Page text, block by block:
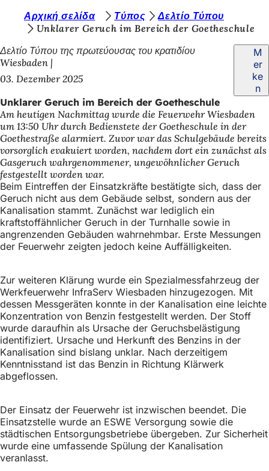
Inhalt anspringen
e
b
f
i
n
d
e
n
s
i
h
h
i
e
r
:
Αρχική σελίδα Τύπος
Δελτίο Τύπου
Unklarer Geruch im Bereich der Goetheschule
Δελτίο Τύπου της πρωτεύουσας του κρατιδίου
Wiesbaden
03. Dezember 2025
M
er
ke
n
Unklarer Geruch im Bereich der Goetheschule
Am heutigen Nachmittag wurde die Feuerwehr Wiesbaden
um 13:50 Uhr durch Bedienstete der Goetheschule in der
Goethestraße alarmiert. Zuvor war das Schulgebäude bereits
vorsorglich evakuiert worden, nachdem dort ein zunächst als
Gasgeruch wahrgenommener, ungewöhnlicher Geruch
festgestellt worden war.
Beim Eintreffen der Einsatzkräfte bestätigte sich, dass der
Geruch nicht aus dem Gebäude selbst, sondern aus der
Kanalisation stammt. Zunächst war lediglich ein
kraftstoffähnlicher Geruch in der Turnhalle sowie in
angrenzenden Gebäuden wahrnehmbar. Erste Messungen
der Feuerwehr zeigten jedoch keine Auffälligkeiten.
Zur weiteren Klärung wurde ein Spezialmessfahrzeug der
Werkfeuerwehr InfraServ Wiesbaden hinzugezogen. Mit
dessen Messgeräten konnte in der Kanalisation eine leichte
Konzentration von Benzin festgestellt werden. Der Stoff
wurde daraufhin als Ursache der Geruchsbelästigung
identifiziert. Ursache und Herkunft des Benzins in der
Kanalisation sind bislang unklar. Nach derzeitigem
Kenntnisstand ist das Benzin in Richtung Klärwerk
abgeflossen.
Der Einsatz der Feuerwehr ist inzwischen beendet. Die
Einsatzstelle wurde an ESWE Versorgung sowie die
städtischen Entsorgungsbetriebe übergeben. Zur Sicherheit
wurde eine umfassende Spülung der Kanalisation
veranlasst.